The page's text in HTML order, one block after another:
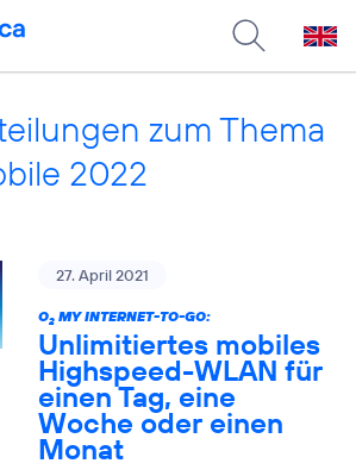
zum Thema
2022
27. April 2021
O2MY INTERNET-TO-GO:
Unlimitiertes mobiles
Highspeed-WLAN für
einen Tag, eine
Woche oder einen
Monat